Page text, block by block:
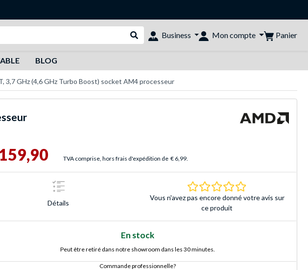
Rechercher dans le shop
Business Mon compte Panier
BLOG
3,7 GHz (4,6 GHz Turbo Boost) socket AM4 processeur
TVA comprise, hors frais d'expédition de € 6,99.
Détails
0.0 Étoiles Basé sur
Vous n'avez pas encore donné votre avis sur
ce produit
En stock
Peut être retiré dans notre showroom dans les 30 minutes.
Commande professionnelle?